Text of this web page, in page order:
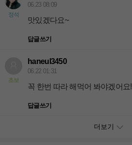
정석
06.23 08:09
맛있겠다요~
답글쓰기
초보
haneul3450
06.22 01:31
꼭 한번 따라 해먹어 봐야겠어요!
답글쓰기
더보기